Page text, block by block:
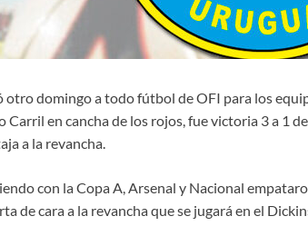
otro domingo a todo fútbol de OFI para los
Carril en cancha de los rojos, fue victoria 3 a 1
a la revancha.
con la Copa A, Arsenal y Nacional
de cara a la revancha que se jugará en el